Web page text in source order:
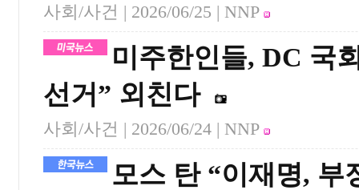
사회/사건 | 2026/06/25 | NNP
미주한인들, DC 국
선거” 외친다
사회/사건 | 2026/06/24 | NNP
모스 탄 “이재명,